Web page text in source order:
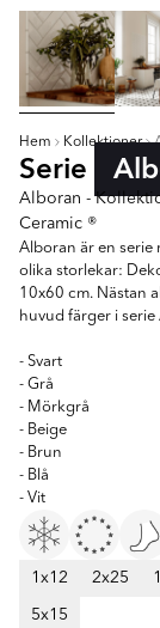
Hem Kollektioner
Serie
Alboran -
Ceramic ®
Alboran är en serie
olika storlekar:
10x60 cm. Nästan
huvud färger i
- Svart
- Grå
- Mörkgrå
- Beige
- Brun
- Blå
- Vit
1x12 2x25
5x15